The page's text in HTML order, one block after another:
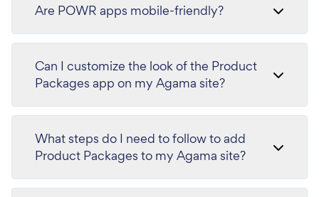
Are POWR apps mobile-friendly?
Can I customize the look of the Product
Packages app on my Agama site?
What steps do I need to follow to add
Product Packages to my Agama site?